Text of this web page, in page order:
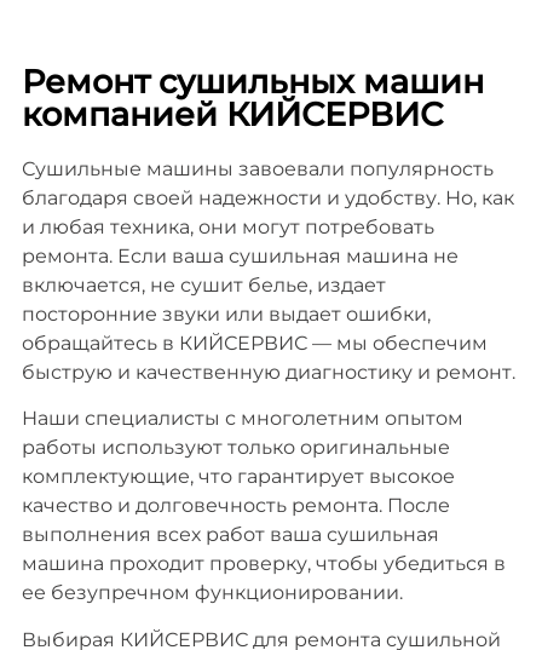
Ремонт сушильных машин
компанией КИЙСЕРВИС
Сушильные машины завоевали популярность
благодаря своей надежности и удобству. Но, как
и любая техника, они могут потребовать
ремонта. Если ваша сушильная машина не
включается, не сушит белье, издает
посторонние звуки или выдает ошибки,
обращайтесь в КИЙСЕРВИС — мы обеспечим
быструю и качественную диагностику и ремонт.
Наши специалисты с многолетним опытом
работы используют только оригинальные
комплектующие, что гарантирует высокое
качество и долговечность ремонта. После
выполнения всех работ ваша сушильная
машина проходит проверку, чтобы убедиться в
ее безупречном функционировании.
Выбирая КИЙСЕРВИС для ремонта сушильной